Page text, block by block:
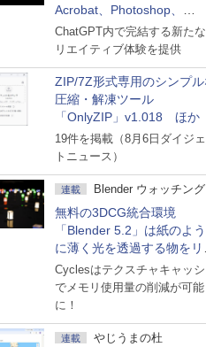
Acrobat、Photoshop、
Premiereなどの機能を1つ
プラグインに統合
ChatGPT内で完結する新た
リエイティブ体験を提供
ZIP/7Z形式専用のシンプル
圧縮・解凍ツール
「OnlyZIP」v1.018 ほか
19件を掲載（8月6日ダイジ
トニュース）
連載 Blender ウォッチング
無料の3DCG統合環境
「Blender 5.2」は紙のよう
に薄く光を透過する物をリ
ルに表現
Cyclesはテクスチャキャッシ
でメモリ使用量の削減が可能
に！
連載 やじうまの杜